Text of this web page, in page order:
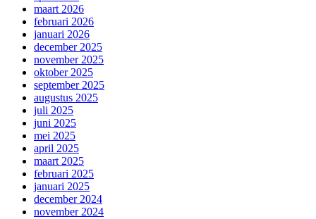
maart 2026
februari 2026
januari 2026
december 2025
november 2025
oktober 2025
september 2025
augustus 2025
juli 2025
juni 2025
mei 2025
april 2025
maart 2025
februari 2025
januari 2025
december 2024
november 2024